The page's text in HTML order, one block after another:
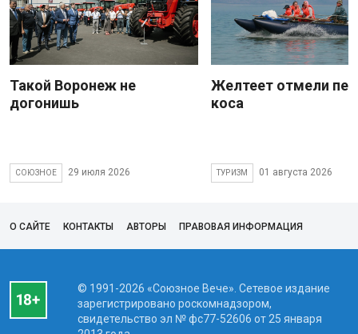
Такой Воронеж не
догонишь
СОЮЗНОЕ 29 июля 2026
Желтеет отмели
коса
ТУРИЗМ 01 августа 2026
О САЙТЕ КОНТАКТЫ АВТОРЫ ПРАВОВАЯ ИНФОРМАЦИЯ
© 1991-2026 «Союзное Вече». Сетевое издание
зарегистрировано роскомнадзором,
свидетельство эл № фc77-52606 от 25 января